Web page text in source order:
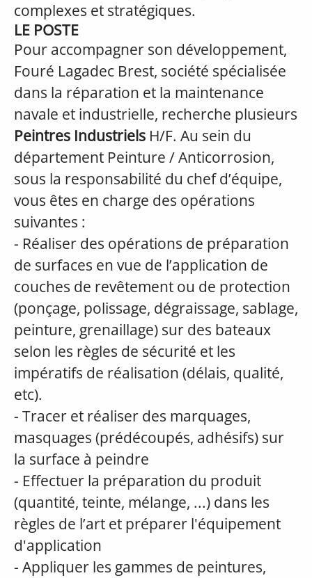
complexes et stratégiques.
LE POSTE
Pour accompagner son développement,
Fouré Lagadec Brest, société spécialisée
dans la réparation et la maintenance
navale et industrielle, recherche plusieurs
Peintres Industriels H/F. Au sein du
département Peinture / Anticorrosion,
sous la responsabilité du chef d’équipe,
vous êtes en charge des opérations
suivantes :
- Réaliser des opérations de préparation
de surfaces en vue de l’application de
couches de revêtement ou de protection
(ponçage, polissage, dégraissage, sablage,
peinture, grenaillage) sur des bateaux
selon les règles de sécurité et les
impératifs de réalisation (délais, qualité,
etc).
- Tracer et réaliser des marquages,
masquages (prédécoupés, adhésifs) sur
la surface à peindre
- Effectuer la préparation du produit
(quantité, teinte, mélange, ...) dans les
règles de l’art et préparer l'équipement
d'application
- Appliquer les gammes de peintures,